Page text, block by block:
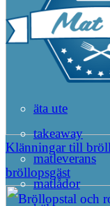
Klänningar till
bröllopsgäst
äta ute
takeaway
matleverans
matlådor